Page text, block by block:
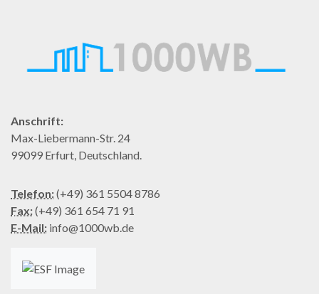
Anschrift:
Max-Liebermann-Str. 24
99099 Erfurt, Deutschland.
Telefon:(+49) 361 5504 8786
Fax:(+49) 361 654 71 91
E-Mail: info@1000wb.de